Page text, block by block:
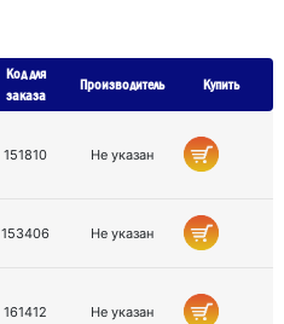
Код для
заказа
Производитель Купить
151810 Не указан
153406 Не указан
161412 Не указан